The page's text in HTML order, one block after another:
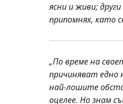
ясни и живи;
припомнях, като
„По време на
причиняват едно
най-лошите
оцелее. Но знам